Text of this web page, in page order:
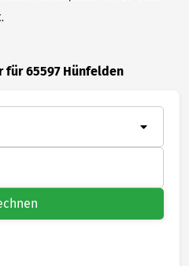
für 65597 Hünfelden